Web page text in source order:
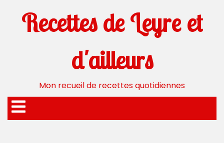
contenuRecettes de Leyre et
d'ailleurs
Mon recueil de recettes quotidiennes
Ouvrir